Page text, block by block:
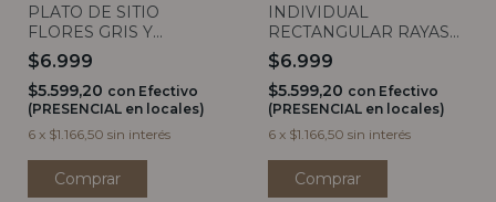
PLATO DE SITIO
FLORES GRIS Y
MOSTAZA
$6.999
$5.599,20 con Efectivo
(PRESENCIAL en locales)
6 x $1.166,50 sin interés
INDIVIDUAL
RECTANGULAR RAYAS
CHAMPAGNE
$6.999
$5.599,20 con Efectivo
(PRESENCIAL en locales)
6 x $1.166,50 sin interés